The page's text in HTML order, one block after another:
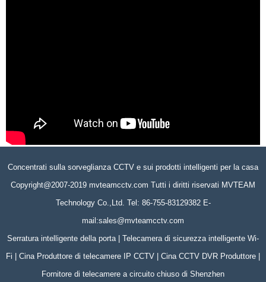
Concentrati sulla sorveglianza CCTV e sui prodotti intelligenti per la casa
Copyright@2007-2019 mvteamcctv.com Tutti i diritti riservati MVTEAM
Technology Co.,Ltd. Tel: 86-755-83129382 E-
mail:sales@mvteamcctv.com
Serratura intelligente della porta | Telecamera di sicurezza intelligente Wi-
Fi | Cina Produttore di telecamere IP CCTV | Cina CCTV DVR Produttore |
Fornitore di telecamere a circuito chiuso di Shenzhen